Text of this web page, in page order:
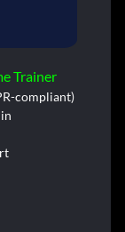
Trainer
compliant)